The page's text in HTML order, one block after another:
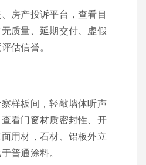
房产投诉平台，查看目
质量、延期交付、虚假
估信誉。
样板间，轻敲墙体听声
看门窗材质密封性、开
用材，石材、铝板外立
普通涂料。